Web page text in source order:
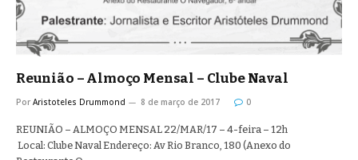
Reunião – Almoço Mensal – Clube Naval
Por Aristoteles Drummond 8 de março de 2017 0
REUNIÃO – ALMOÇO MENSAL 22/MAR/17 – 4-feira – 12h
Local: Clube Naval Endereço: Av Rio Branco, 180 (Anexo do